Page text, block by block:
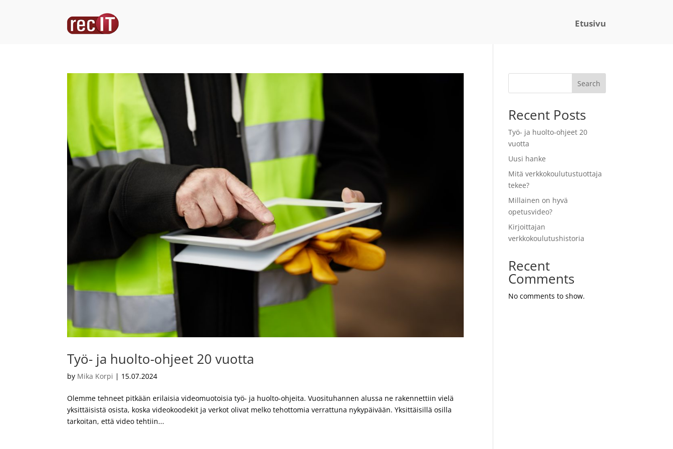
Etusivu
Työ- ja huolto-ohjeet 20 vuotta
by Mika Korpi | 15.07.2024
Olemme tehneet pitkään erilaisia videomuotoisia työ- ja huolto-ohjeita. Vuosituhannen alussa ne rakennettiin vielä
yksittäisistä osista, koska videokoodekit ja verkot olivat melko tehottomia verrattuna nykypäivään. Yksittäisillä osilla
tarkoitan, että video tehtiin...
Search
Recent Posts
Työ- ja huolto-ohjeet 20
vuotta
Uusi hanke
Mitä verkkokoulutustuottaja
tekee?
Millainen on hyvä
opetusvideo?
Kirjoittajan
verkkokoulutushistoria
Recent
Comments
No comments to show.